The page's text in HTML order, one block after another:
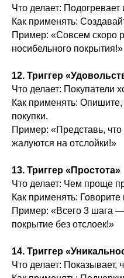
Что делает: Подогревает
Как применять:
Пример: «Совсем скоро
носибельного покрытия!»
12. Триггер
Что делает: Покупатели
Как применять: Опишите,
покупки.
Пример: «Представь,
жалуются на отслойки!»
13. Триггер «Простота»
Что делает: Чем проще
Как применять:
Пример: «Всего 3 шага
покрытие без отслоек!»
14. Триггер
Что делает: Показывает,